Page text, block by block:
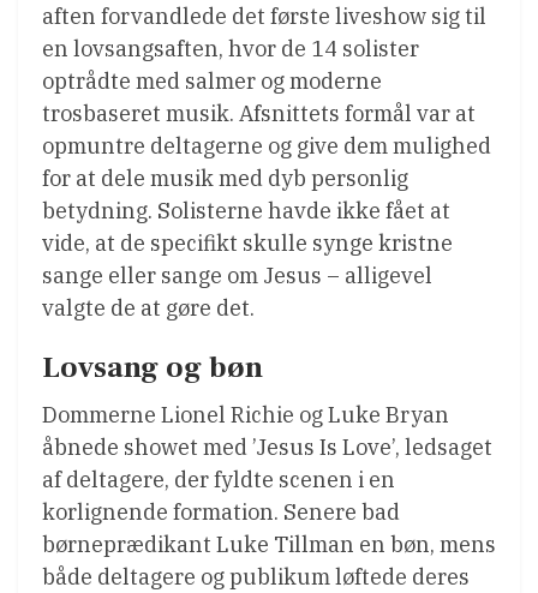
aften forvandlede det første liveshow sig til
en lovsangsaften, hvor de 14 solister
optrådte med salmer og moderne
trosbaseret musik. Afsnittets formål var at
opmuntre deltagerne og give dem mulighed
for at dele musik med dyb personlig
betydning. Solisterne havde ikke fået at
vide, at de specifikt skulle synge kristne
sange eller sange om Jesus – alligevel
valgte de at gøre det.
Lovsang og bøn
Dommerne Lionel Richie og Luke Bryan
åbnede showet med ’Jesus Is Love’, ledsaget
af deltagere, der fyldte scenen i en
korlignende formation. Senere bad
børneprædikant Luke Tillman en bøn, mens
både deltagere og publikum løftede deres